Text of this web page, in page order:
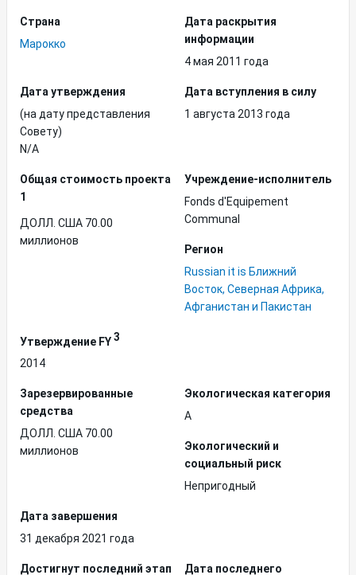
Страна
Марокко
Дата раскрытия
информации
4 мая 2011 года
Дата утверждения
(на дату представления
Совету)
N/A
Дата вступления в силу
1 августа 2013 года
Общая стоимость проекта
1
ДОЛЛ. США 70.00
миллионов
Учреждение-исполнитель
Fonds d'Equipement
Communal
Регион
Russian it is Ближний
Восток, Северная Африка,
Афганистан и Пакистан
Утверждение FY3
2014
Зарезервированные
средства
ДОЛЛ. США 70.00
миллионов
Экологическая категория
A
Экологический и
социальный риск
Непригодный
Дата завершения
31 декабря 2021 года
Достигнут последний этап Дата последнего